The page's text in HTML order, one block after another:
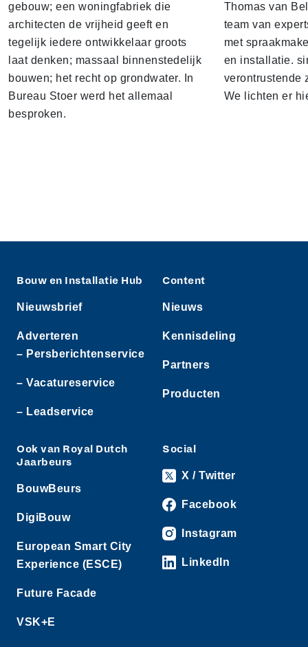
gebouw; een woningfabriek die
architecten de vrijheid geeft en
tegelijk iedere ontwikkelaar groots
laat denken; massaal binnenstedelijk
bouwen; het recht op grondwater. In
Bureau Stoer werd het allemaal
besproken.
Thomas van
team van
met
en installatie.
verontrustende
We lichten er
Bouw en Installatie Hub
Nieuwsbrief
Adverteren
– Persberichtenservice
– Vacatureservice
– Leadservice
Content
Nieuws
Kennisdeling
Partners
Producten
Ook van Royal Dutch
Jaarbeurs
BouwBeurs
DigiBouw
European Smart City
Experience (ESCE)
Future Facade
VSK+E
Social
X / Twitter
Facebook
Instagram
LinkedIn